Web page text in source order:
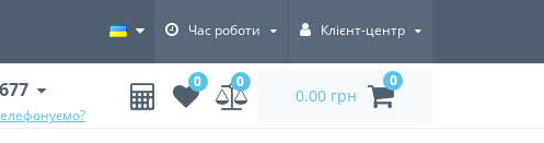
Час роботи Клієнт-центр
0 0
0.00 грн
0